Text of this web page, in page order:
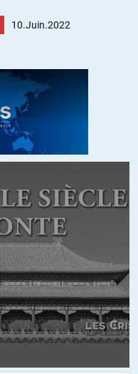
à 08h49
ces projets de l’hubris
Europe qui se
des promesses qui
l’idée.
et de considérations
de la psychologie
pour l’humanité la vision
aussi puissant. Car la
sur lesquelles se fondent
négocier, l’économie
l’a claironné notre
10.Juin.2022